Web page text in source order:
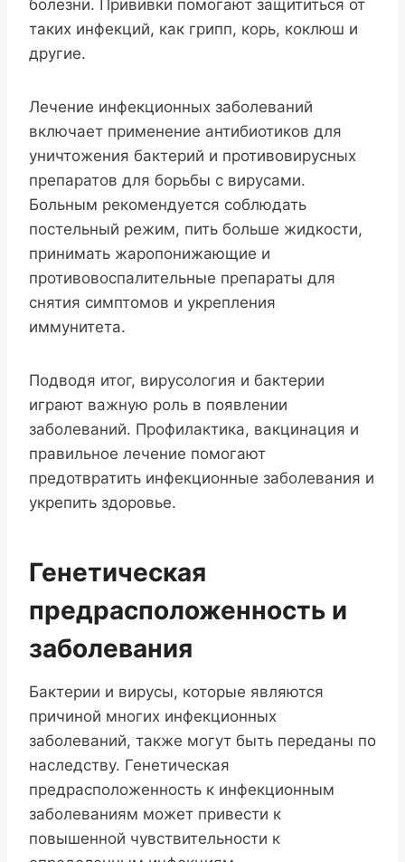
болезни. Прививки помогают защититься от
таких инфекций, как грипп, корь, коклюш и
другие.
Лечение инфекционных заболеваний
включает применение антибиотиков для
уничтожения бактерий и противовирусных
препаратов для борьбы с вирусами.
Больным рекомендуется соблюдать
постельный режим, пить больше жидкости,
принимать жаропонижающие и
противовоспалительные препараты для
снятия симптомов и укрепления
иммунитета.
Подводя итог, вирусология и бактерии
играют важную роль в появлении
заболеваний. Профилактика, вакцинация и
правильное лечение помогают
предотвратить инфекционные заболевания и
укрепить здоровье.
Генетическая
предрасположенность и
заболевания
Бактерии и вирусы, которые являются
причиной многих инфекционных
заболеваний, также могут быть переданы по
наследству. Генетическая
предрасположенность к инфекционным
заболеваниям может привести к
повышенной чувствительности к